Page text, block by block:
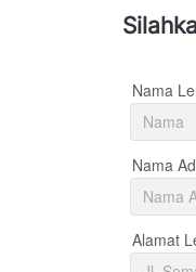
Nama
Nama
Alamat